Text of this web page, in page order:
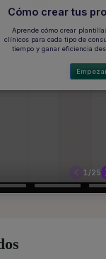
habitualmente
vez que la
→"Guardar como